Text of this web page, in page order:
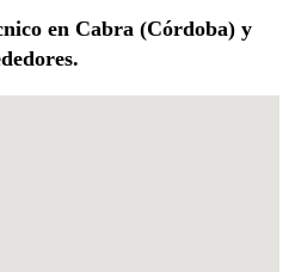
en Cabra (Córdoba) y